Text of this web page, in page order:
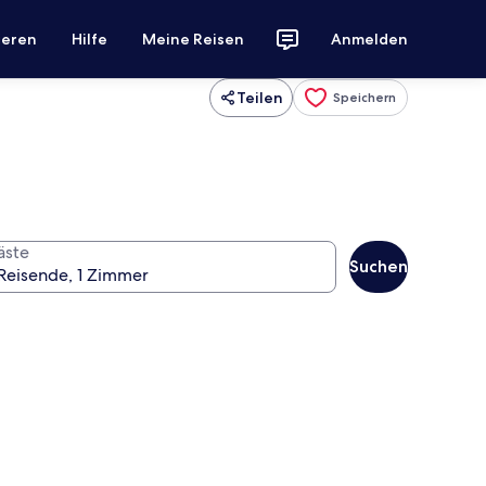
Hilfe Meine Reisen Anmelden
Teilen Speichern
Suchen